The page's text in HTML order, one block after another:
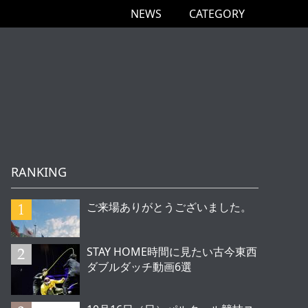
NEWS CATEGORY
RANKING
ご来場ありがとうございました。
STAY HOME時間に見たい古今東西
ダブルダッチ動画6選